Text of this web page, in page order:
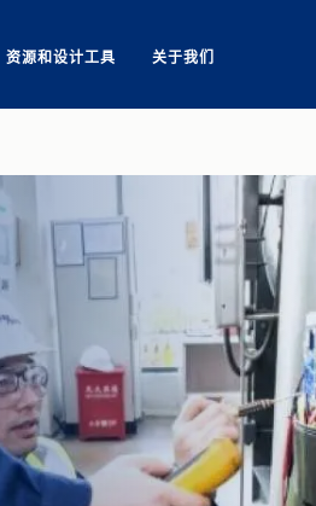
资源和设计工具 关于我们